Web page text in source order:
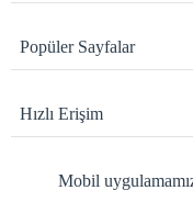
Popüler Sayfalar
Hızlı Erişim
Mobil